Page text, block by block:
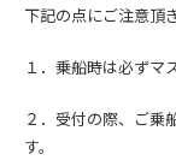
下記の点にご注意頂き
１．乗船時は必ずマ
２．受付の際、ご乗
す。